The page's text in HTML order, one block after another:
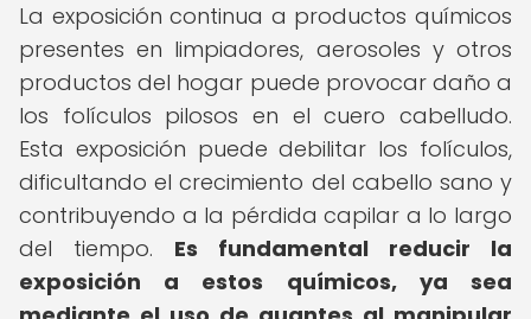
La exposición continua a productos químicos
presentes en limpiadores, aerosoles y otros
productos del hogar puede provocar daño a
los folículos pilosos en el cuero cabelludo.
Esta exposición puede debilitar los folículos,
dificultando el crecimiento del cabello sano y
contribuyendo a la pérdida capilar a lo largo
del tiempo. Es fundamental reducir la
exposición a estos químicos, ya sea